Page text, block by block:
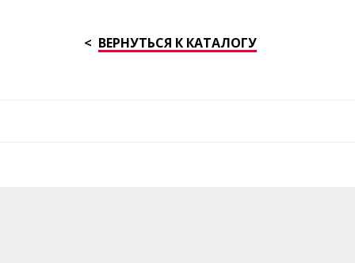
ВЕРНУТЬСЯ К КАТАЛОГУ